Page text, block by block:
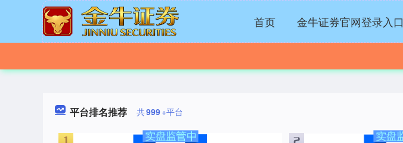
首页 金牛证券官网登录入口
平台排名推荐 共999+平台